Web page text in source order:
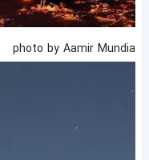
photo by Aamir Mundia